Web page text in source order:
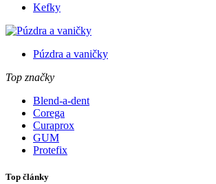
Kefky
Púzdra a vaničky
Top značky
Blend-a-dent
Corega
Curaprox
GUM
Protefix
Top články